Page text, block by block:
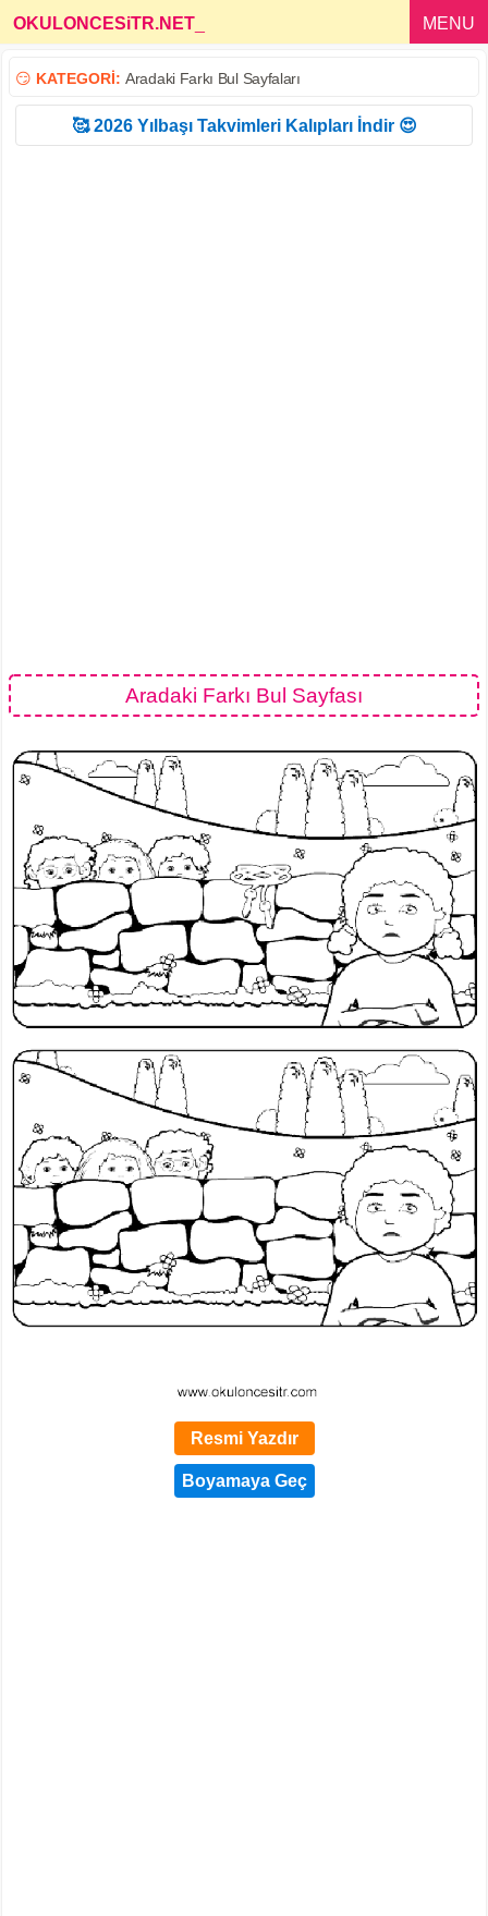
OKULONCESiTR.NET MENU
😏 KATEGORİ: Aradaki Farkı Bul Sayfaları
🥰 2026 Yılbaşı Takvimleri Kalıpları İndir 😍
Aradaki Farkı Bul Sayfası
Resmi Yazdır